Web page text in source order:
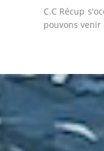
C.C Récup
pouvons